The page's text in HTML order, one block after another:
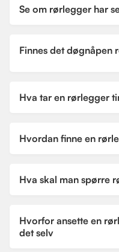
Se om rørlegger har
Finnes det døgnåpen
Hva tar en rørlegger
Hvordan finne en
Hva skal man spørre
Hvorfor ansette en
det selv